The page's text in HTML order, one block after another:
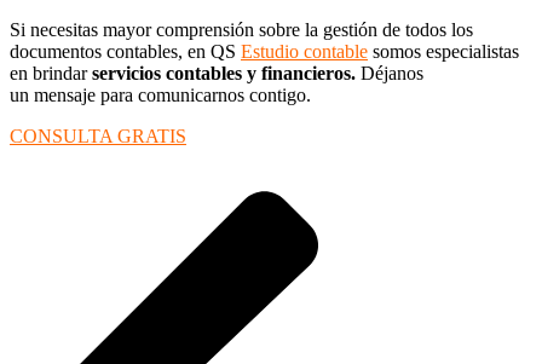
Si necesitas mayor comprensión sobre la gestión de todos los
documentos contables, en QS Estudio contable somos especialistas
en brindarservicios contables y financieros. Déjanos
un mensaje para comunicarnos contigo.
CONSULTA GRATIS